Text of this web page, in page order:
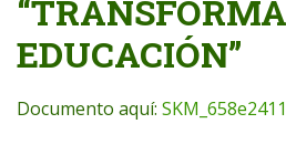
EDUCACIÓN”
Documento aquí: